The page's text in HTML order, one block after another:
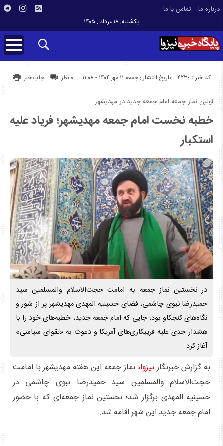
درباره ما تماس با ما
یکشنبه, ۱۸ مرداد , ۱۴۰۵
تاریخ انتشار : جمعه ۱۱ مهر ۱۴۰۴ - ۱۱:۰۸ کد خبر : 4230 چاپ خبر ۰ نظر
اولین نماز جمعه امام جمعه جدید در مهدیشهر
خطبه نخست امام جمعه مهدیشهر؛ فریاد علیه
استکبار
در نخستین نماز جمعه به امامت حجت‌الاسلام والمسلمین سید
حمیدرضا نبوی چاشمی، فضای حسینیه المهدی مهدیشهر پر از شور و
نگاه‌های کنجکاو بود؛ جایی که امام جمعه جدید، خطبه‌های خود را با
هشدار جدی علیه فریبکاری‌های آمریکا و دعوت به «تقوای سیاسی»
آغاز کرد.
به گزارش خبرنگارنیزوا، نماز جمعه این هفته مهدیشهر با امامت
حجت‌الاسلام والمسلمین سید حمیدرضا نبوی چاشمی در
حسینیه المهدی برگزار شد؛ نخستین نماز جمعه‌ای که با حضور
امام جمعه جدید این شهر اقامه شد.